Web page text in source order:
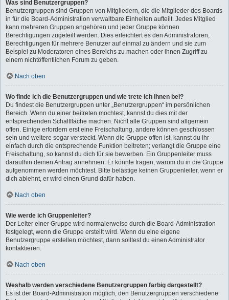
Was sind Benutzergruppen?
Benutzergruppen sind Gruppen von Mitgliedern, die die Mitglieder des Boards
in für die Board-Administration verwaltbare Einheiten aufteilt. Jedes Mitglied
kann mehreren Gruppen angehören und jeder Gruppe können
Berechtigungen zugeteilt werden. Dies erleichtert es den Administratoren,
Berechtigungen für mehrere Benutzer auf einmal zu ändern und sie zum
Beispiel zu Moderatoren eines Bereichs zu machen oder ihnen Zugriff zu
einem nichtöffentlichen Forum zu geben.
Nach oben
Wo finde ich die Benutzergruppen und wie trete ich ihnen bei?
Du findest die Benutzergruppen unter „Benutzergruppen“ im persönlichen
Bereich. Wenn du einer beitreten möchtest, kannst du dies mit der
entsprechenden Schaltfläche machen. Nicht alle Gruppen sind allgemein
offen. Einige erfordern erst eine Freischaltung, andere können geschlossen
sein und weitere sogar versteckt. Wenn die Gruppe offen ist, kannst du ihr
einfach durch die entsprechende Funktion beitreten; verlangt die Gruppe eine
Freischaltung, so kannst du dich für sie bewerben. Ein Gruppenleiter muss
daraufhin deinen Antrag annehmen. Er könnte fragen, warum du in die Gruppe
aufgenommen werden möchtest. Bitte belästige keinen Gruppenleiter, wenn er
dich ablehnt, er wird einen Grund dafür haben.
Nach oben
Wie werde ich Gruppenleiter?
Der Leiter einer Gruppe wird normalerweise durch die Board-Administration
festgelegt, wenn die Gruppe erstellt wird. Wenn du eine eigene
Benutzergruppe erstellen möchtest, dann solltest du einen Administrator
kontaktieren.
Nach oben
Weshalb werden verschiedene Benutzergruppen farbig dargestellt?
Es ist der Board-Administration möglich, den Benutzergruppen verschiedene